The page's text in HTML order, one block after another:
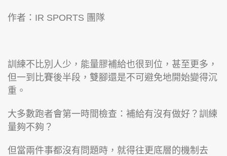
作者：IR SPORTS 團隊
訓練不比別人少，能量膠補給也很到位，甚至更多，
但一到比賽後半段，雙腳還是不可避免地開始變得沉
重。
大多數跑者會第一時間檢查：補給有沒有做好？訓練
量夠不夠？
但當兩件事都沒有問題時，就得往更底層的機制去